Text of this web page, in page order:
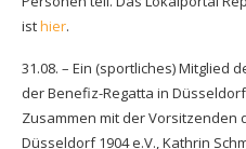
isthier.
31.08. – Ein (sportliches) Mitglied
der Benefiz-Regatta in Düsseldorf
Zusammen mit der Vorsitzenden
Düsseldorf 1904 e.V., Kathrin